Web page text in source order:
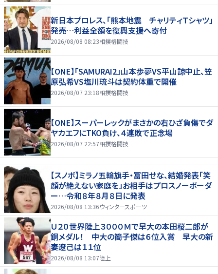
新日本プロレス、「熊本地震 チャリティＴシャツ」
発売…利益全額を復興支援へ寄付
2026/08/08 08:23相撲格闘技
【ONE】「SAMURAI2」山本歩夢VS平山諒中止、笠
原弘希VS塩川琉斗は契約体重で開催
2026/08/07 23:18相撲格闘技
【ONE】スーパーレックがまさかの右ひざ負傷でダ
ヤカエフにTKO負け、４連敗で正念場
2026/08/07 22:57相撲格闘技
【スノボ】ミラノ五輪旗手・冨田せな、結婚発表「笑
顔が絶えない家庭を」お相手はプロスノーボーダ
ー…令和８年８月８日に発表
2026/08/08 13:36ウィンタースポーツ
Ｕ２０世界陸上３０００Ｍで早大の本田桜二郎が
銅メダル！ 中大の簡子傑は６位入賞 早大の新
妻遼己は１１位
2026/08/08 13:07陸上